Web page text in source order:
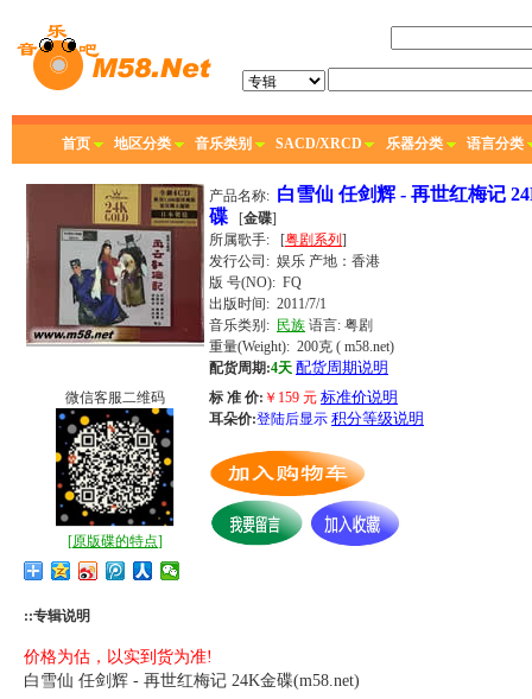
首页 地区分类 音乐类别 SACD/XRCD 乐器分类 语言分类
产品名称: 白雪仙 任剑辉 - 再世红梅记
碟 [金碟]
所属歌手: [粤剧系列 ]
发行公司: 娱乐 产地：香港
版 号(NO): FQ
出版时间: 2011/7/1
音乐类别: 民族 语言: 粤剧
重量(Weight): 200克 ( m58.net)
配货周期:4天 配货周期说明
标 准 价: ￥ 159 元 标准价说明
耳朵价:登陆后显示 积分等级说明
微信客服二维码
[原版碟的特点]
::专辑说明
价格为估，以实到货为准!
白雪仙 任剑辉 - 再世红梅记 24K金碟(m58.net)